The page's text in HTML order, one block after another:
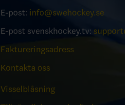
E-post: info@swehockey.se
E-post svenskhockey.tv:
Faktureringsadress
Kontakta oss
Visselblåsning